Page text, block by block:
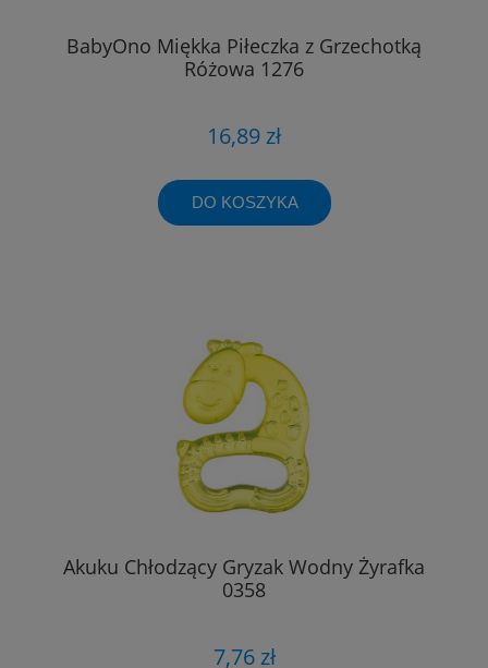
BabyOno Miękka Piłeczka z Grzechotką
Różowa 1276
16,89 zł
DO KOSZYKA
Akuku Chłodzący Gryzak Wodny Żyrafka
0358
7,76 zł